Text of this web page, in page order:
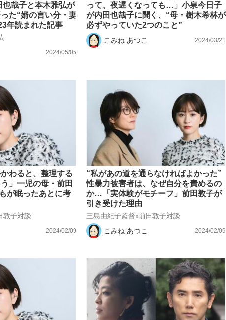
哉子と本木雅弘が
た“婿の言い分・妻
年読まれた記事
2024/05/05
って、夜遅くなっても…」小泉今日子
が内田也哉子に聞く、“母・樹木希林が
必ずやっていた2つのこと”
こみね あつこ 2024/03/21
かわると、整理する
」一児の母・前田
が眠ったあとに考
敦子対談
2024/02/09
“私があの道を通らなければよかった”
性暴力被害者は、なぜ自分を責めるの
か…「実体験がモチーフ」前田敦子が
引き受けた理由
三島由紀子監督x前田敦子対談
こみね あつこ
2024/02/09